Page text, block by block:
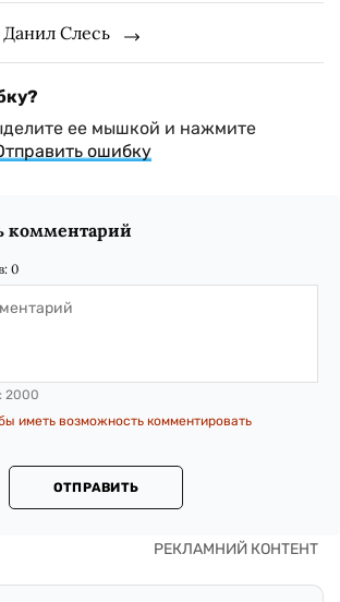
Слесь
ее мышкой и нажмите
ошибку
комментарий
0
2000
иметь возможность комментировать
ОТПРАВИТЬ